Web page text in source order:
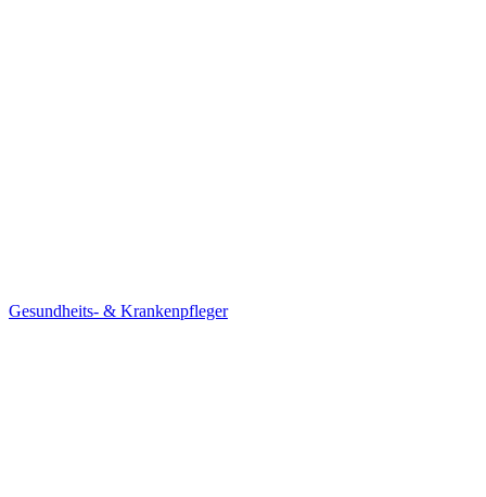
Gesundheits- & Krankenpfleger